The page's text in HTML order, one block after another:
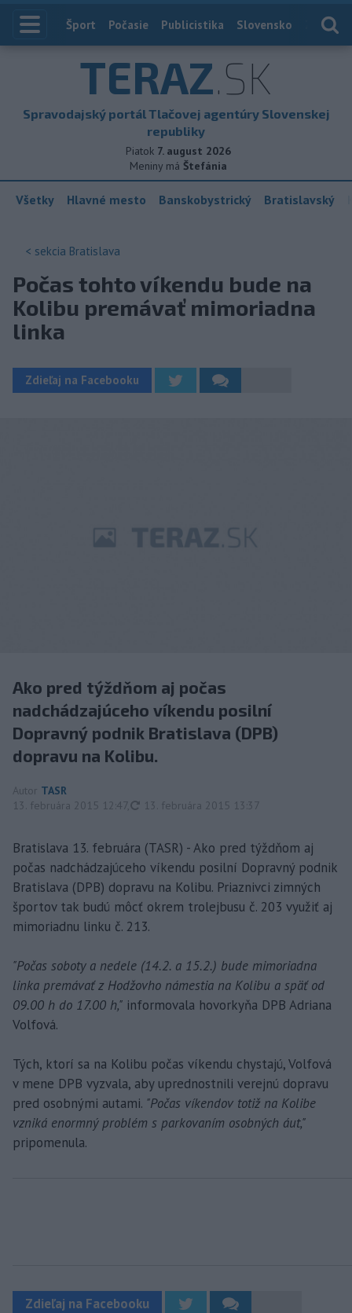
Index
Šport Počasie Publicistika Slovensko
TERAZ.SK
Spravodajský portál Tlačovej agentúry Slovenskej
republiky
Piatok 7. august 2026
Meniny má Štefánia
Všetky Hlavné mesto Banskobystrický Bratislavský
< sekcia Bratislava
Počas tohto víkendu bude na
Kolibu premávať mimoriadna
linka
Zdieľaj na Facebooku
Ako pred týždňom aj počas
nadchádzajúceho víkendu posilní
Dopravný podnik Bratislava (DPB)
dopravu na Kolibu.
Autor TASR
13. februára 2015 12:47
aktualizované
13. februára 2015 13:37
Bratislava 13. februára (TASR) - Ako pred týždňom aj
počas nadchádzajúceho víkendu posilní Dopravný podnik
Bratislava (DPB) dopravu na Kolibu. Priaznivci zimných
športov tak budú môcť okrem trolejbusu č. 203 využiť aj
mimoriadnu linku č. 213.
"Počas soboty a nedele (14.2. a 15.2.) bude mimoriadna
linka premávať z Hodžovho námestia na Kolibu a späť od
09.00 h do 17.00 h," informovala hovorkyňa DPB Adriana
Volfová.
Tých, ktorí sa na Kolibu počas víkendu chystajú, Volfová
v mene DPB vyzvala, aby uprednostnili verejnú dopravu
pred osobnými autami. "Počas víkendov totiž na Kolibe
vzniká enormný problém s parkovaním osobných áut,"
pripomenula.
Zdieľaj na Facebooku